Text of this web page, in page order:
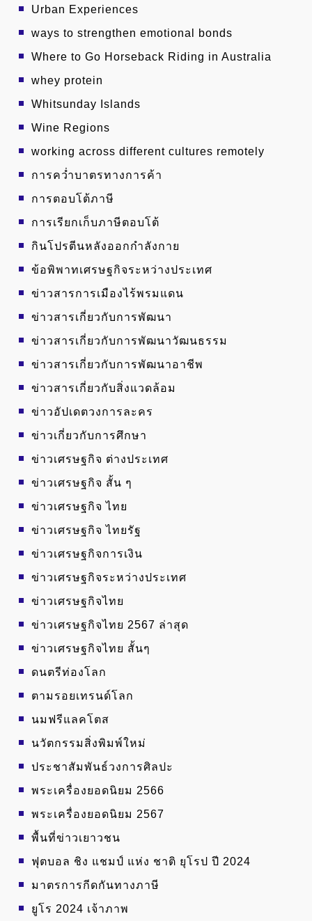
Urban Experiences
ways to strengthen emotional bonds
Where to Go Horseback Riding in Australia
whey protein
Whitsunday Islands
Wine Regions
working across different cultures remotely
การคว่ำบาตรทางการค้า
การตอบโต้ภาษี
การเรียกเก็บภาษีตอบโต้
กินโปรตีนหลังออกกำลังกาย
ข้อพิพาทเศรษฐกิจระหว่างประเทศ
ข่าวสารการเมืองไร้พรมแดน
ข่าวสารเกี่ยวกับการพัฒนา
ข่าวสารเกี่ยวกับการพัฒนาวัฒนธรรม
ข่าวสารเกี่ยวกับการพัฒนาอาชีพ
ข่าวสารเกี่ยวกับสิ่งแวดล้อม
ข่าวอัปเดตวงการละคร
ข่าวเกี่ยวกับการศึกษา
ข่าวเศรษฐกิจ ต่างประเทศ
ข่าวเศรษฐกิจ สั้น ๆ
ข่าวเศรษฐกิจ ไทย
ข่าวเศรษฐกิจ ไทยรัฐ
ข่าวเศรษฐกิจการเงิน
ข่าวเศรษฐกิจระหว่างประเทศ
ข่าวเศรษฐกิจไทย
ข่าวเศรษฐกิจไทย 2567 ล่าสุด
ข่าวเศรษฐกิจไทย สั้นๆ
ดนตรีท่องโลก
ตามรอยเทรนด์โลก
นมฟรีแลคโตส
นวัตกรรมสิ่งพิมพ์ใหม่
ประชาสัมพันธ์วงการศิลปะ
พระเครื่องยอดนิยม 2566
พระเครื่องยอดนิยม 2567
พื้นที่ข่าวเยาวชน
ฟุตบอล ชิง แชมป์ แห่ง ชาติ ยุโรป ปี 2024
มาตรการกีดกันทางภาษี
ยูโร 2024 เจ้าภาพ